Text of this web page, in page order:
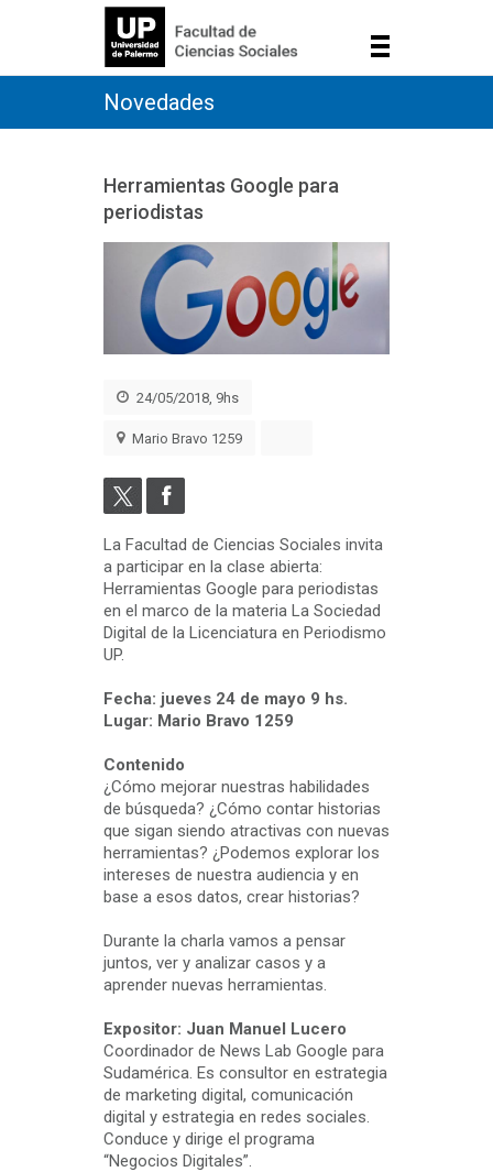
Novedades
Herramientas Google para
periodistas
24/05/2018, 9hs
Mario Bravo 1259
La Facultad de Ciencias Sociales invita
a participar en la clase abierta:
Herramientas Google para periodistas
en el marco de la materia La Sociedad
Digital de la Licenciatura en Periodismo
UP.
Fecha: jueves 24 de mayo 9 hs.
Lugar: Mario Bravo 1259
Contenido
¿Cómo mejorar nuestras habilidades
de búsqueda? ¿Cómo contar historias
que sigan siendo atractivas con nuevas
herramientas? ¿Podemos explorar los
intereses de nuestra audiencia y en
base a esos datos, crear historias?
Durante la charla vamos a pensar
juntos, ver y analizar casos y a
aprender nuevas herramientas.
Expositor: Juan Manuel Lucero
Coordinador de News Lab Google para
Sudamérica. Es consultor en estrategia
de marketing digital, comunicación
digital y estrategia en redes sociales.
Conduce y dirige el programa
“Negocios Digitales”.